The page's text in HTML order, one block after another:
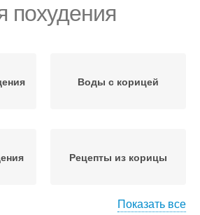
похудения
Воды с корицей
Рецепты из корицы
Показать все